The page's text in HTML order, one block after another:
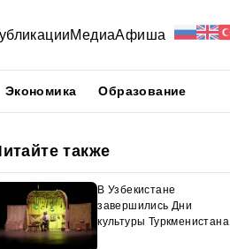
МедиаАфиша
Экономика Образование
также
В Узбекистане
завершились Дни
культуры Туркменистана